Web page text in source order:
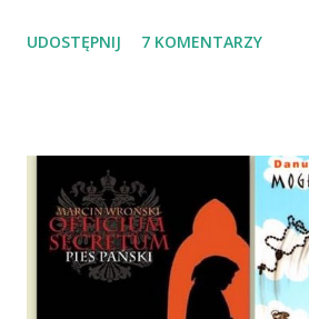
Mazowieckim, pojechaliśmy na
wspólnego życia przeczytacie
nieco okrzepliśmy w codzienności z
ludźmi i kotami, pojawił się pomysł
wyjazd w Beskid Niski. Zanim to
atak padaczki, co spowodowało, że
UDOSTĘPNIJ 7 KOMENTARZY